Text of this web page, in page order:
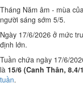
Tháng Năm âm - mùa
người sáng sớm 5/5.
Ngày 17/6/2026 ở mức
định lớn.
Tuần chứa ngày 17/6/
là 15/6 (Canh Thân, 8.4/
tuần.